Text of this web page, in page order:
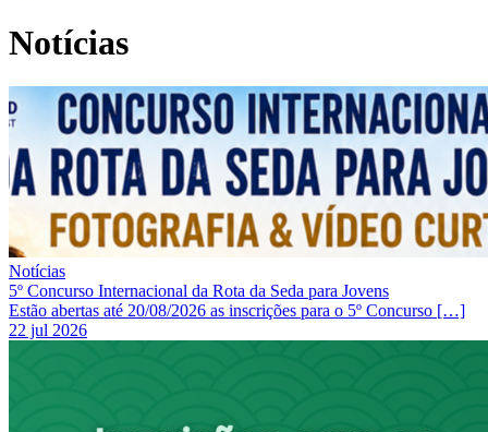
Notícias
Notícias
5º Concurso Internacional da Rota da Seda para Jovens
Estão abertas até 20/08/2026 as inscrições para o 5º Concurso […]
22 jul 2026